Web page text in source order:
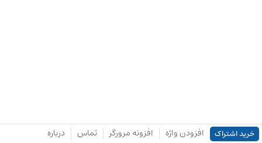
خرید اشتراک افزودن واژه افزونه مرورگر تماس درباره